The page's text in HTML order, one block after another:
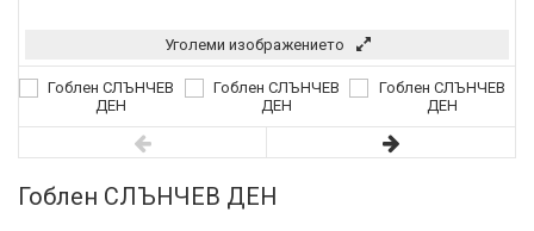
Уголеми изображението
Гоблен СЛЪНЧЕВ ДЕН